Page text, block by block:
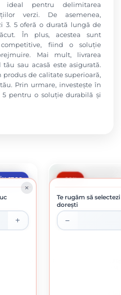
ideal pentru delimitarea
verzi. De asemenea,
3. 5 oferă o durată lungă de
În plus, acestea sunt
fiind o soluție
Mai mult, livrarea
sau acasă este asigurată.
produs de calitate superioară,
Prin urmare, investește în
5 pentru o soluție durabilă și
STOC -20%
Te rugăm să
dorești